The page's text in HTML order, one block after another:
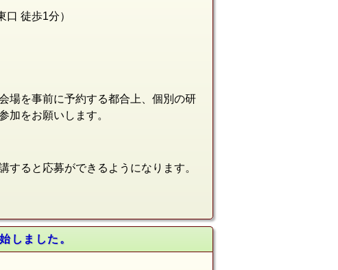
口 徒歩1分）
場を事前に予約する都合上、個別の研
加をお願いします。
ると応募ができるようになります。
しました。